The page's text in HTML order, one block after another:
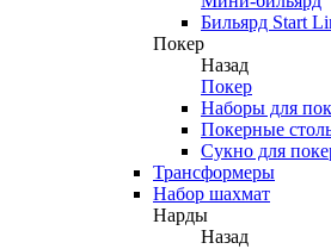
Бильярд Start
Покер
Назад
Покер
Наборы для
Покерные
Сукно для
Трансформеры
Набор шахмат
Нарды
Назад